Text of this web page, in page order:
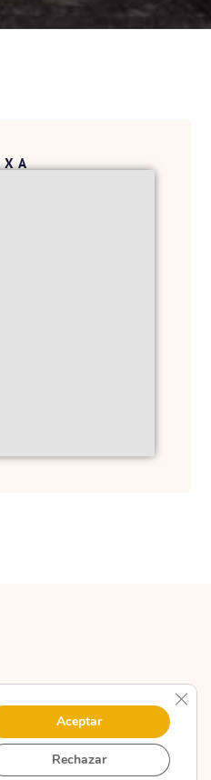
Restaurante
Fonte
do
Fish
Terra
Ver
Aceptar
Rechazar